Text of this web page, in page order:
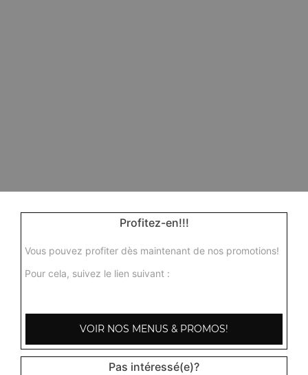
Profitez-en!!!
Vous pouvez profiter dès maintenant de nos promotions!
Pour cela, suivez le lien suivant :
VOIR NOS MENUS & PROMOS!
Pas intéressé(e)?